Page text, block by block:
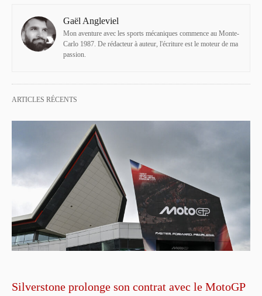
Gaël Angleviel
Mon aventure avec les sports mécaniques commence au Monte-
Carlo 1987. De rédacteur à auteur, l'écriture est le moteur de ma
passion.
ARTICLES RÉCENTS
Silverstone prolonge son contrat avec le MotoGP